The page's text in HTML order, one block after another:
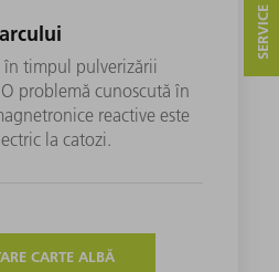
în timpul pulverizării
problemă cunoscută în
reactive este
la catozi.
CARTE ALBĂ